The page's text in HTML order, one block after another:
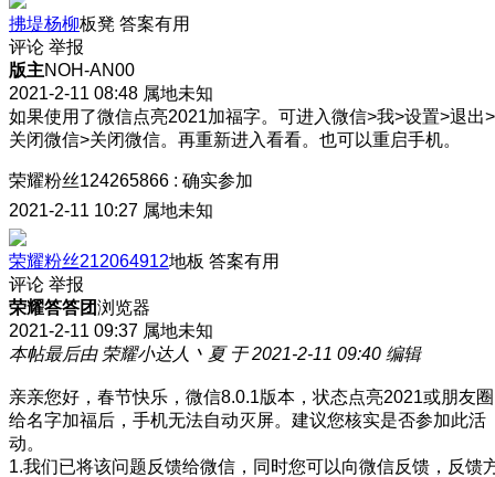
拂堤杨柳板凳 答案有用
评论 举报
版主NOH-AN00
2021-2-11 08:48 属地未知
如果使用了微信点亮2021加福字。可进入微信>我>设置>退出>
关闭微信>关闭微信。再重新进入看看。也可以重启手机。
荣耀粉丝124265866 : 确实参加
2021-2-11 10:27 属地未知
荣耀粉丝212064912地板 答案有用
评论 举报
荣耀答答团浏览器
2021-2-11 09:37 属地未知
本帖最后由 荣耀小达人丶夏 于 2021-2-11 09:40 编辑
亲亲您好，春节快乐，微信8.0.1版本，状态点亮2021或朋友圈
给名字加福后，手机无法自动灭屏。建议您核实是否参加此活
动。
1.我们已将该问题反馈给微信，同时您可以向微信反馈，反馈